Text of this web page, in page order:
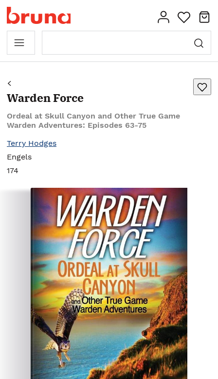
Warden Force
Ordeal at Skull Canyon and Other True Game
Warden Adventures: Episodes 63-75
Terry Hodges
Engels
174